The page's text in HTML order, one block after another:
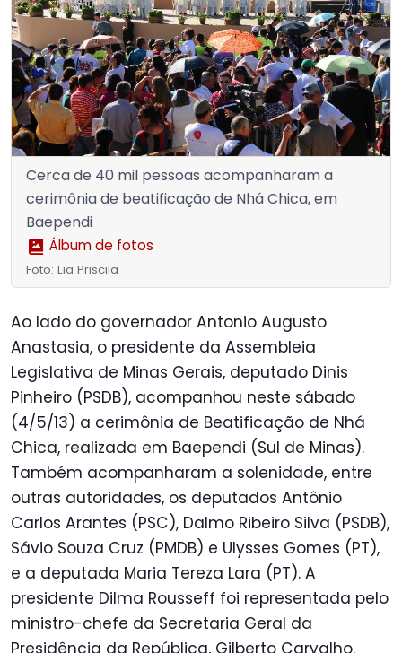
Cerca de 40 mil pessoas acompanharam a
cerimônia de beatificação de Nhá Chica, em
Baependi
Álbum de fotos
Foto: Lia Priscila
Ao lado do governador Antonio Augusto
Anastasia, o presidente da Assembleia
Legislativa de Minas Gerais, deputado Dinis
Pinheiro (PSDB), acompanhou neste sábado
(4/5/13) a cerimônia de Beatificação de Nhá
Chica, realizada em Baependi (Sul de Minas).
Também acompanharam a solenidade, entre
outras autoridades, os deputados Antônio
Carlos Arantes (PSC), Dalmo Ribeiro Silva (PSDB),
Sávio Souza Cruz (PMDB) e Ulysses Gomes (PT),
e a deputada Maria Tereza Lara (PT). A
presidente Dilma Rousseff foi representada pelo
ministro-chefe da Secretaria Geral da
Presidência da República, Gilberto Carvalho.